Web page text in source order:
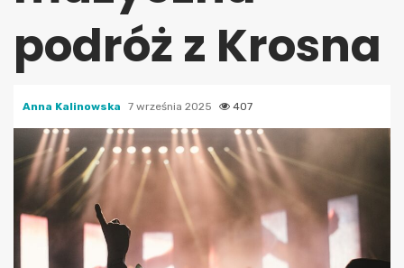
podróż z Krosna
Anna Kalinowska 7 września 2025 407